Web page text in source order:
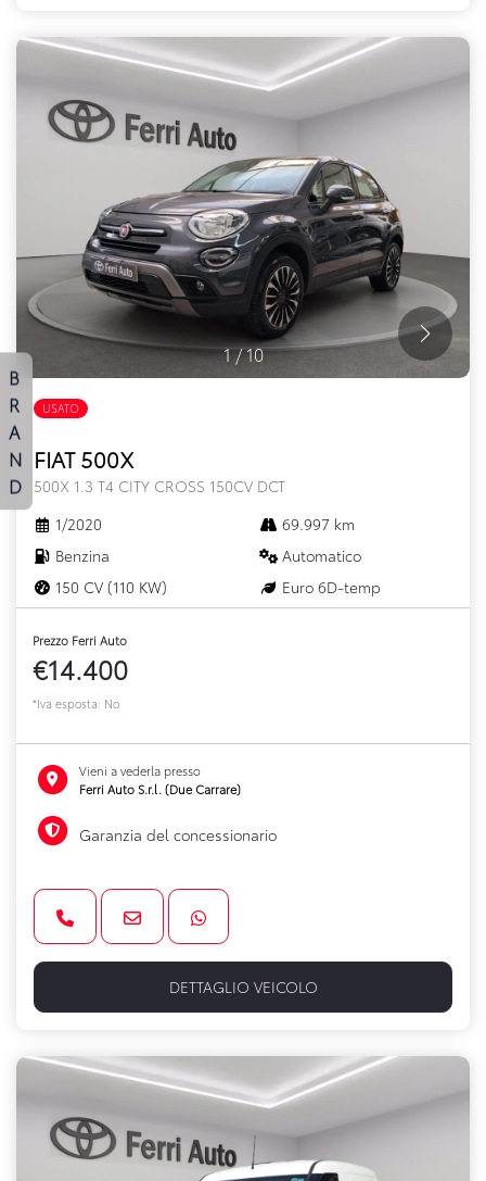
1/10
USATO
FIAT 500X
500X 1.3 T4 CITY CROSS 150CV DCT
1/2020
69.997 km
Benzina
Automatico
150 CV (110 KW)
Euro 6D-temp
Prezzo Ferri Auto
€14.400
*Iva esposta: No
Vieni a vederla presso
Ferri Auto S.r.l. (Due Carrare)
Garanzia del concessionario
DETTAGLIO VEICOLO
B
R
A
N
D